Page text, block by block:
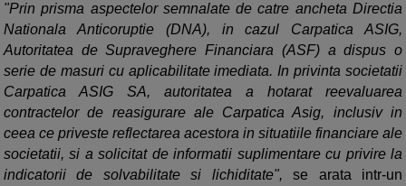
"Prin prisma aspectelor semnalate de catre ancheta Directia
Nationala Anticoruptie (DNA), in cazul Carpatica ASIG,
Autoritatea de Supraveghere Financiara (ASF) a dispus o
serie de masuri cu aplicabilitate imediata. In privinta societatii
Carpatica ASIG SA, autoritatea a hotarat reevaluarea
contractelor de reasigurare ale Carpatica Asig, inclusiv in
ceea ce priveste reflectarea acestora in situatiile financiare ale
societatii, si a solicitat de informatii suplimentare cu privire la
indicatorii de solvabilitate si lichiditate", se arata intr-un